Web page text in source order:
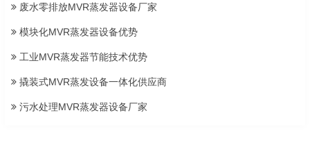
废水零排放MVR蒸发器设备厂家
模块化MVR蒸发器设备优势
工业MVR蒸发器节能技术优势
撬装式MVR蒸发设备一体化供应商
污水处理MVR蒸发器设备厂家